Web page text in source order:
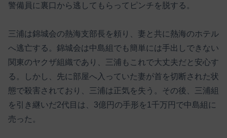
警備員に裏口から逃してもらってピンチを脱する。
三浦は錦城会の熱海支部長を頼り、妻と共に熱海のホテル
へ逃亡する。錦城会は中島組でも簡単には手出しできない
関東のヤクザ組織であり、三浦もこれで大丈夫だと安心す
る。しかし、先に部屋へ入っていた妻が首を切断された状
態で殺害されており、三浦は正気を失う。その後、三浦組
を引き継いだ2代目は、3億円の手形を1千万円で中島組に
売った。